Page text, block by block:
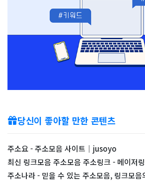
당신이 좋아할 만한 콘텐츠
주소요 - 주소모음 사이트｜jusoyo
최신 링크모음 주소모음 주소링크 - 메이저
주소나라 - 믿을 수 있는 주소모음, 링크모음